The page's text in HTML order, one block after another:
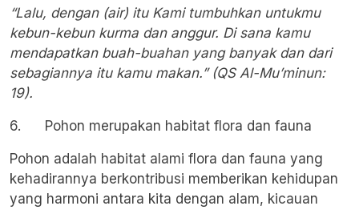
“Lalu, dengan (air) itu Kami tumbuhkan untukmu
kebun-kebun kurma dan anggur. Di sana kamu
mendapatkan buah-buahan yang banyak dan dari
sebagiannya itu kamu makan.” (QS Al-Mu’minun:
19).
6. Pohon merupakan habitat flora dan fauna
Pohon adalah habitat alami flora dan fauna yang
kehadirannya berkontribusi memberikan kehidupan
yang harmoni antara kita dengan alam, kicauan